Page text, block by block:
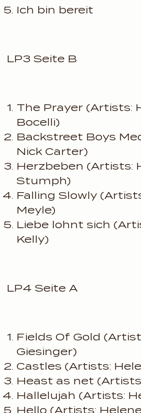
Ich bin bereit
LP3 Seite B
The Prayer (Artists:
Bocelli)
Backstreet Boys
Nick Carter)
Herzbeben (Artists:
Stumph)
Falling Slowly
Meyle)
Liebe lohnt sich
Kelly)
LP4 Seite A
Fields Of Gold
Giesinger)
Castles (Artists:
Heast as net
Hallelujah (Artists:
Hello (Artists: